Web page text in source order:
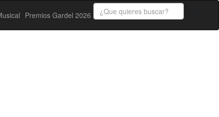
Premios Gardel 2026